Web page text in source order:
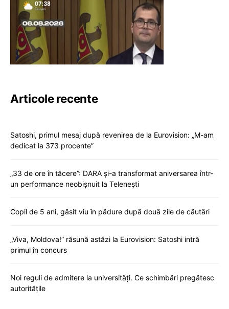
Articole recente
Satoshi, primul mesaj după revenirea de la Eurovision: „M-am
dedicat la 373 procente”
„33 de ore în tăcere”: DARA și-a transformat aniversarea într-
un performance neobișnuit la Telenești
Copil de 5 ani, găsit viu în pădure după două zile de căutări
„Viva, Moldova!” răsună astăzi la Eurovision: Satoshi intră
primul în concurs
Noi reguli de admitere la universități. Ce schimbări pregătesc
autoritățile